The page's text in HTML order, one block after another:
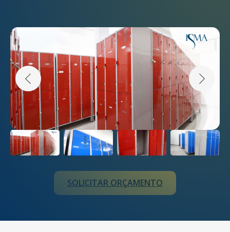
SOLICITAR ORÇAMENTO